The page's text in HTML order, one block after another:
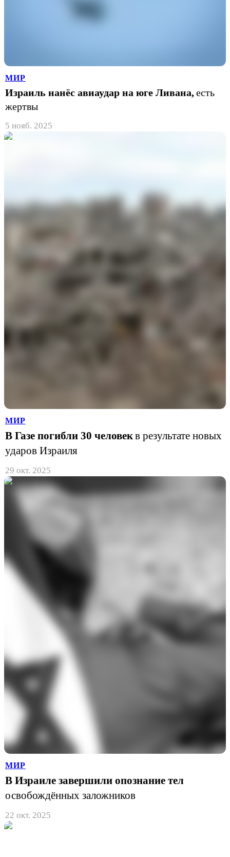
МИР
Израиль нанёс авиаудар на юге Ливана,есть
жертвы
5 нояб. 2025
МИР
В Газе погибли 30 человекв результате новых
ударов Израиля
29 окт. 2025
МИР
В Израиле завершили опознание тел
освобождённых заложников
22 окт. 2025